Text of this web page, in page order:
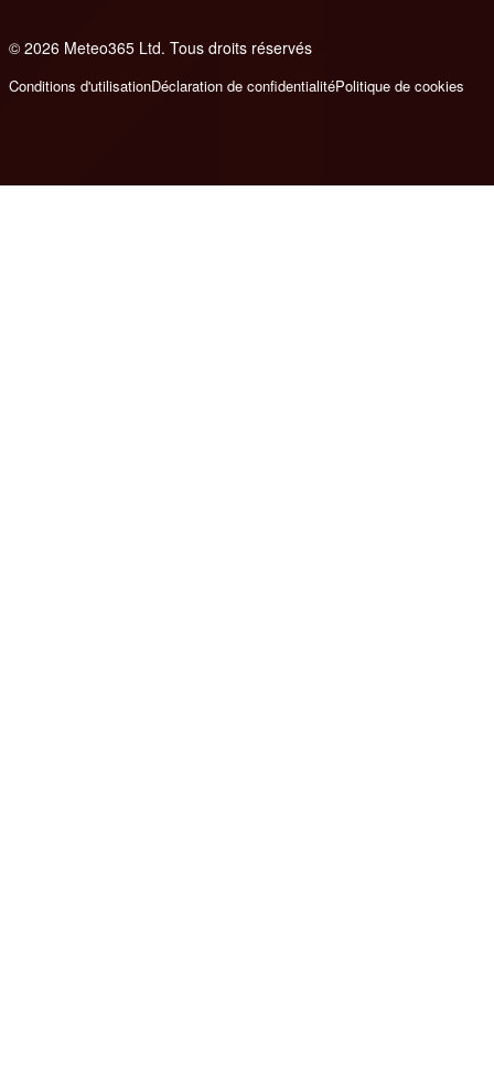
© 2026 Meteo365 Ltd. Tous droits réservés
Conditions d'utilisationDéclaration de confidentialitéPolitique de cookies